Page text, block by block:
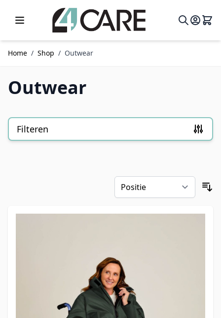
Ga naar de inhoud
Home / Shop / Outwear
Outwear
Filteren